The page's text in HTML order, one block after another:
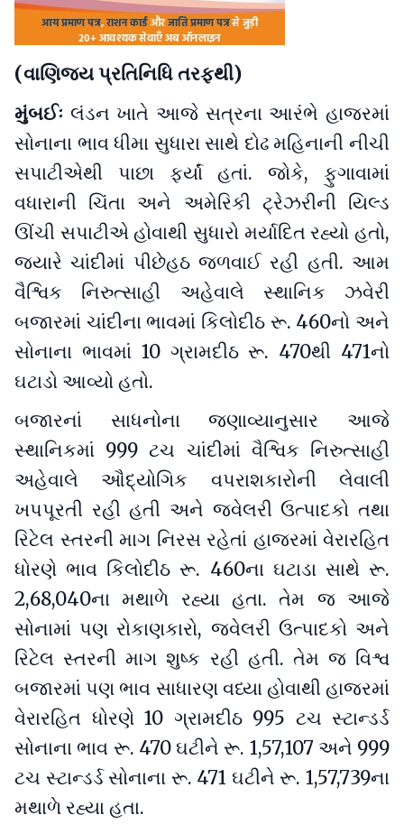
(વાણિજ્ય પ્રતિનિધિ તરફથી)
મુંબઈઃ લંડન ખાતે આજે સત્રના આરંભે હાજરમાં
સોનાના ભાવ ધીમા સુધારા સાથે દોઢ મહિનાની નીચી
સપાટીએથી પાછા ફર્યાં હતાં. જોકે, ફુગાવામાં
વધારાની ચિંતા અને અમેરિકી ટ્રેઝરીની યિલ્ડ
ઊંચી સપાટીએ હોવાથી સુધારો મર્યાદિત રહ્યો હતો,
જ્યારે ચાંદીમાં પીછેહઠ જળવાઈ રહી હતી. આમ
વૈશ્વિક નિરુત્સાહી અહેવાલે સ્થાનિક ઝવેરી
બજારમાં ચાંદીના ભાવમાં કિલોદીઠ રૂ. 460નો અને
સોનાના ભાવમાં 10 ગ્રામદીઠ રૂ. 470થી 471નો
ઘટાડો આવ્યો હતો.
બજારનાં સાધનોના જણાવ્યાનુસાર આજે
સ્થાનિકમાં 999 ટચ ચાંદીમાં વૈશ્વિક નિરુત્સાહી
અહેવાલે ઔદ્યોગિક વપરાશકારોની લેવાલી
ખપપૂરતી રહી હતી અને જ્વેલરી ઉત્પાદકો તથા
રિટેલ સ્તરની માગ નિરસ રહેતાં હાજરમાં વેરારહિત
ધોરણે ભાવ કિલોદીઠ રૂ. 460ના ઘટાડા સાથે રૂ.
2,68,040ના મથાળે રહ્યા હતા. તેમ જ આજે
સોનામાં પણ રોકાણકારો, જ્વેલરી ઉત્પાદકો અને
રિટેલ સ્તરની માગ શુષ્ક રહી હતી. તેમ જ વિશ્વ
બજારમાં પણ ભાવ સાધારણ વધ્યા હોવાથી હાજરમાં
વેરારહિત ધોરણે 10 ગ્રામદીઠ 995 ટચ સ્ટાન્ડર્ડ
સોનાના ભાવ રૂ. 470 ઘટીને રૂ. 1,57,107 અને 999
ટચ સ્ટાન્ડર્ડ સોનાના રૂ. 471 ઘટીને રૂ. 1,57,739ના
મથાળે રહ્યા હતા.